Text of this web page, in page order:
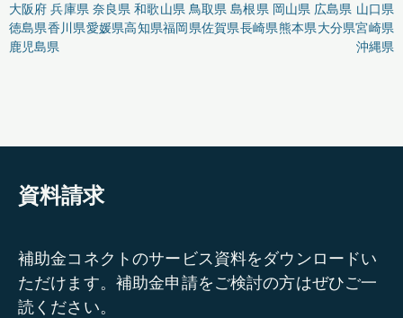
大阪府 兵庫県 奈良県 和歌山県 鳥取県 島根県 岡山県 広島県 山口県
徳島県香川県愛媛県高知県福岡県佐賀県長崎県熊本県大分県宮崎県
鹿児島県
沖縄県
資料請求
補助金コネクトのサービス資料をダウンロードい
ただけます。補助金申請をご検討の方はぜひご一
読ください。